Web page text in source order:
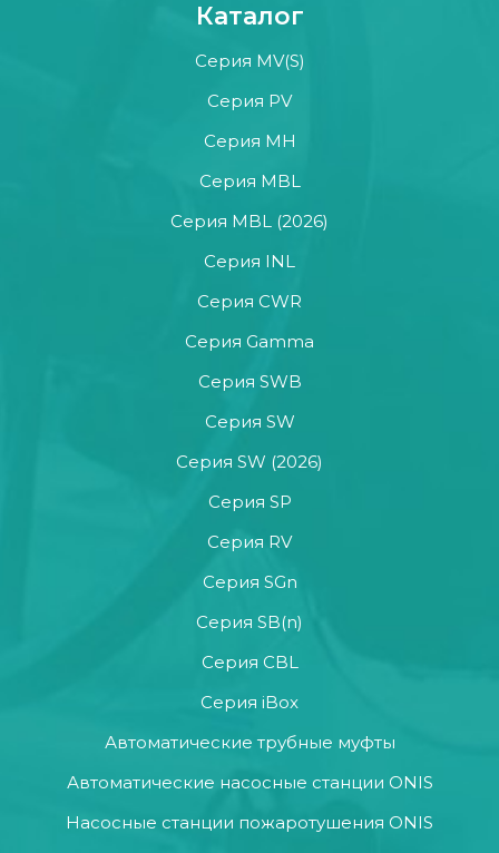
Каталог
Серия MV(S)
Серия PV
Серия MH
Серия MBL
Серия MBL (2026)
Серия INL
Серия CWR
Серия Gamma
Серия SWB
Серия SW
Серия SW (2026)
Серия SP
Серия RV
Серия SGn
Серия SB(n)
Серия CBL
Серия iBox
Автоматические трубные муфты
Автоматические насосные станции ONIS
Насосные станции пожаротушения ONIS